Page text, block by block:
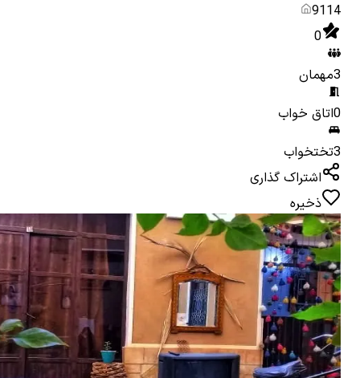
9114
0
3مهمان
0اتاق خواب
3تختخواب
اشتراک گذاری
ذخیره